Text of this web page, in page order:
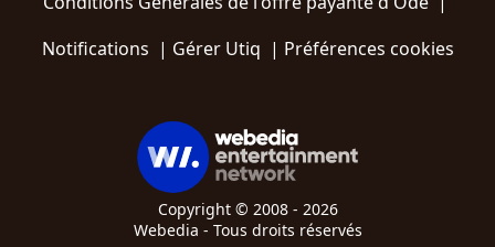
Notifications | Gérer Utiq | Préférences cookies
Copyright © 2008 - 2026
Webedia - Tous droits réservés